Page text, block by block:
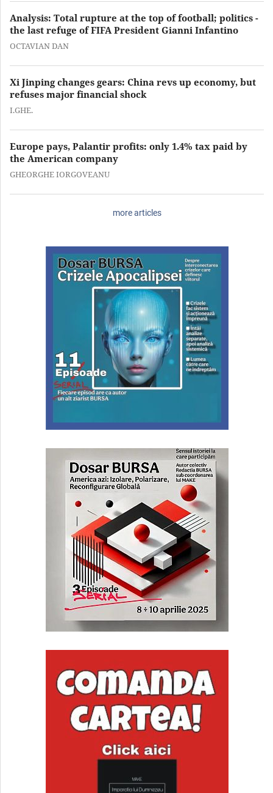
Analysis: Total rupture at the top of football; politics -
the last refuge of FIFA President Gianni Infantino
OCTAVIAN DAN
Xi Jinping changes gears: China revs up economy, but
refuses major financial shock
I.GHE.
Europe pays, Palantir profits: only 1.4% tax paid by
the American company
GHEORGHE IORGOVEANU
more articles